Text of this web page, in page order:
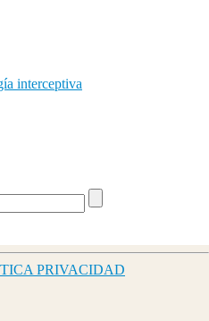
interceptiva
PRIVACIDAD